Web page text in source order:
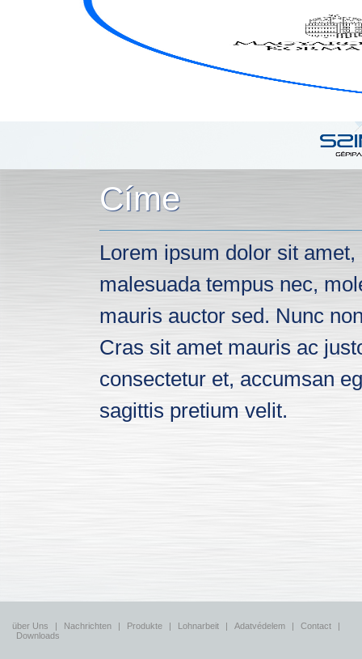
Címe
Lorem ipsum dolor sit
malesuada tempus nec,
mauris auctor sed. Nunc
Cras sit amet mauris ac
consectetur et, accumsan
sagittis pretium velit.
über Uns | Nachrichten | Produkte | Lohnarbeit | Adatvédelem | Contact
|
Downloads